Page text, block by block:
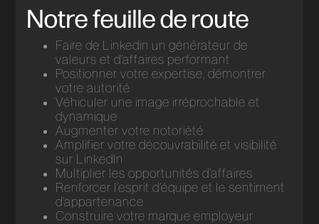
Notre feuille de route
Faire de Linkedin un générateur de
valeurs et d’affaires performant
Positionner votre expertise, démontrer
votre autorité
Véhiculer une image irréprochable et
dynamique
Augmenter votre notoriété
Amplifier votre découvrabilité et visibilité
sur LinkedIn
Multiplier les opportunités d’affaires
Renforcer l’esprit d’équipe et le sentiment
d’appartenance
Construire votre marque employeur